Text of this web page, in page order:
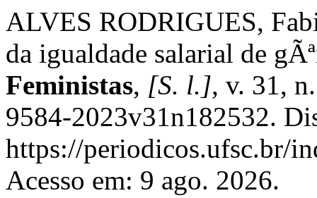
ALVES RODRIGUES,
da igualdade salarial de
Feministas, [S. l.], v. 31,
9584-2023v31n182532.
https://periodicos.ufsc.br/
Acesso em: 9 ago. 2026.